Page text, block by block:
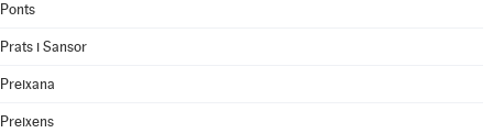
Ponts
Prats i Sansor
Preixana
Preixens